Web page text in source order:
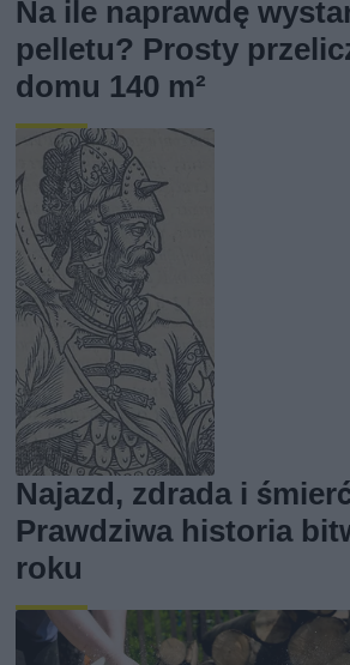
Na ile naprawdę
pelletu? Prosty
domu 140 m²
Najazd, zdrada i
Prawdziwa historia
roku